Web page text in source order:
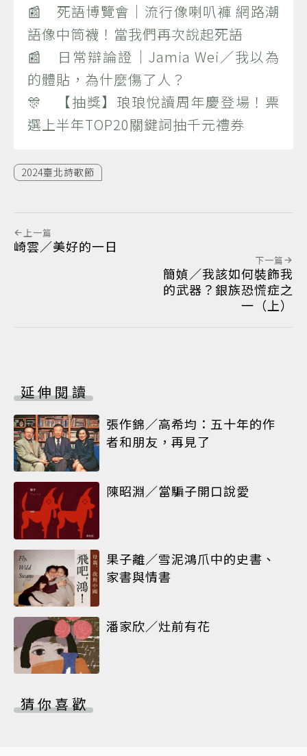
📰 死語博覽會｜流行像喇叭褲 網路潮
語像中筒襪！當我們再次說起死語
📰 日常辯論證｜Jamia Wei／我以為
的體貼，為什麼傷了人？
🎊 【抽獎】琅琅悅讀周年慶登場！票
選上半年TOP20關鍵詞抽千元禮券
2024臺北詩歌節
上一篇
崎雲／美好的一日
下一篇
簡媜／我該如何裝飾我
的武器？銀族恐慌症之
一（上）
延伸閱讀
張作錦／高希均：五十年的作
者和朋友，再見了
陳昭淵／當騙子開口說愛
果子離／雪泥鴻爪中的史書、
家書與情書
潘家欣／灶前有花
猜你喜歡